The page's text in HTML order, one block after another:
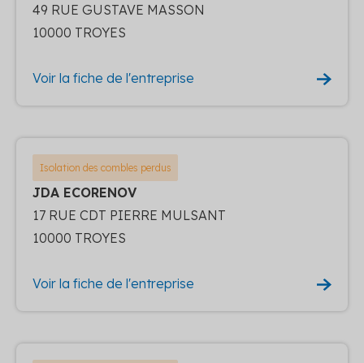
49 RUE GUSTAVE MASSON
10000 TROYES
Voir la fiche de l'entreprise
Isolation des combles perdus
JDA ECORENOV
17 RUE CDT PIERRE MULSANT
10000 TROYES
Voir la fiche de l'entreprise